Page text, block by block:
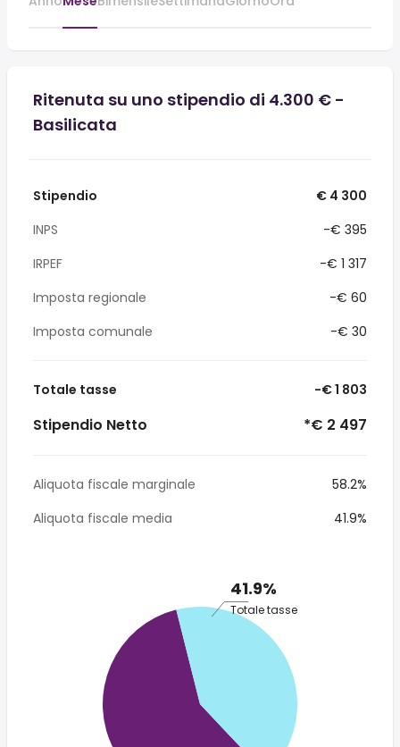
Ritenuta su uno stipendio di 4.300 € -
Basilicata
Stipendio
€ 4 300
INPS
-€ 395
IRPEF
-€ 1 317
Imposta regionale
-€ 60
Imposta comunale
-€ 30
Totale tasse -€ 1 803
Stipendio Netto *€ 2 497
Aliquota fiscale marginale
58.2%
Aliquota fiscale media
41.9%
41.9%
Totale tasse